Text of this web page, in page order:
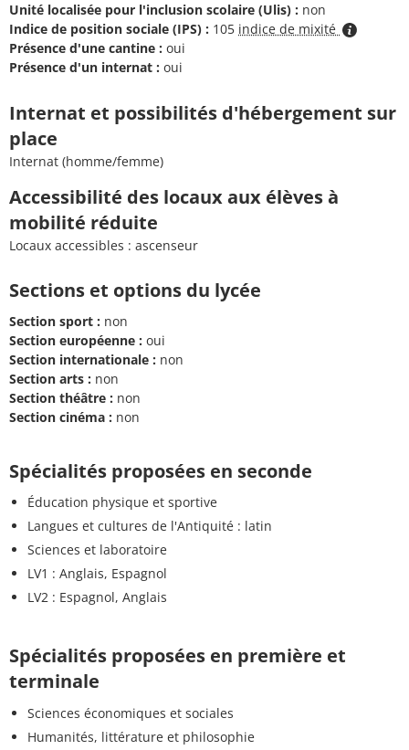
Unité localisée pour l'inclusion scolaire (Ulis) : non
Indice de position sociale (IPS) : 105 indice de mixité
Présence d'une cantine : oui
Présence d'un internat : oui
Internat et possibilités d'hébergement sur
place
Internat (homme/femme)
Accessibilité des locaux aux élèves à
mobilité réduite
Locaux accessibles : ascenseur
Sections et options du lycée
Section sport : non
Section européenne : oui
Section internationale : non
Section arts : non
Section théâtre : non
Section cinéma : non
Spécialités proposées en seconde
Éducation physique et sportive
Langues et cultures de l'Antiquité : latin
Sciences et laboratoire
LV1 : Anglais, Espagnol
LV2 : Espagnol, Anglais
Spécialités proposées en première et
terminale
Sciences économiques et sociales
Humanités, littérature et philosophie